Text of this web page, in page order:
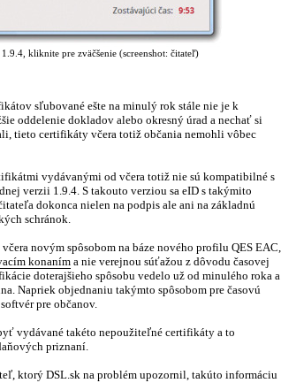
kliknite pre zväčšenie (screenshot: čitateľ)
sľubované ešte na minulý rok stále nie je k
oddelenie dokladov alebo okresný úrad a nechať si
tieto certifikáty včera totiž občania nemohli vôbec
vydávanými od včera totiž nie sú kompatibilné s
verzii 1.9.4. S takouto verziou sa eID s takýmito
dokonca nielen na podpis ale ani na základnú
schránok.
novým spôsobom na báze nového profilu QES EAC,
konaním a nie verejnou súťažou z dôvodu časovej
doterajšieho spôsobu vedelo už od minulého roka a
Napriek objednaniu takýmto spôsobom pre časovú
pre občanov.
vydávané takéto nepoužiteľné certifikáty a to
priznaní.
ktorý DSL.sk na problém upozornil, takúto informáciu